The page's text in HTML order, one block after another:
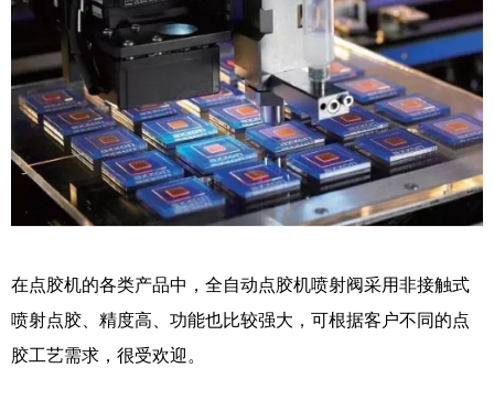
在点胶机的各类产品中，全自动点胶机喷射阀采用非接触式
喷射点胶、精度高、功能也比较强大，可根据客户不同的点
胶工艺需求，很受欢迎。